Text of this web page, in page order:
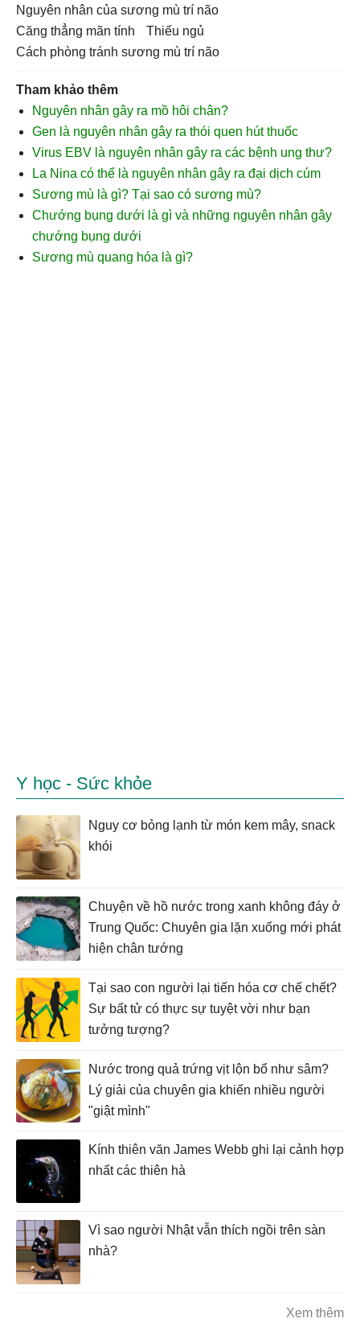
Nguyên nhân của sương mù trí não
Căng thẳng mãn tính
thiếu ngủ
cách phòng tránh sương mù trí não
Tham khảo thêm
Nguyên nhân gây ra mồ hôi chân?
Gen là nguyên nhân gây ra thói quen hút thuốc
Virus EBV là nguyên nhân gây ra các bệnh ung thư?
La Nina có thể là nguyên nhân gây ra đại dịch cúm
Sương mù là gì? Tại sao có sương mù?
Chướng bụng dưới là gì và những nguyên nhân gây
chướng bụng dưới
Sương mù quang hóa là gì?
Y học - Sức khỏe
Nguy cơ bỏng lạnh từ món kem mây, snack
khói
Chuyện về hồ nước trong xanh không đáy ở
Trung Quốc: Chuyên gia lặn xuống mới phát
hiện chân tướng
Tại sao con người lại tiến hóa cơ chế chết?
Sự bất tử có thực sự tuyệt vời như bạn
tưởng tượng?
Nước trong quả trứng vịt lộn bổ như sâm?
Lý giải của chuyên gia khiến nhiều người
"giật mình"
Kính thiên văn James Webb ghi lại cảnh hợp
nhất các thiên hà
Vì sao người Nhật vẫn thích ngồi trên sàn
nhà?
Xem thêm